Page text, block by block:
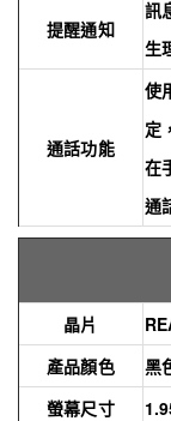
提醒通知
訊
生
通話功能
使
定
在
通
晶片
產品顏色
黑
螢幕尺寸